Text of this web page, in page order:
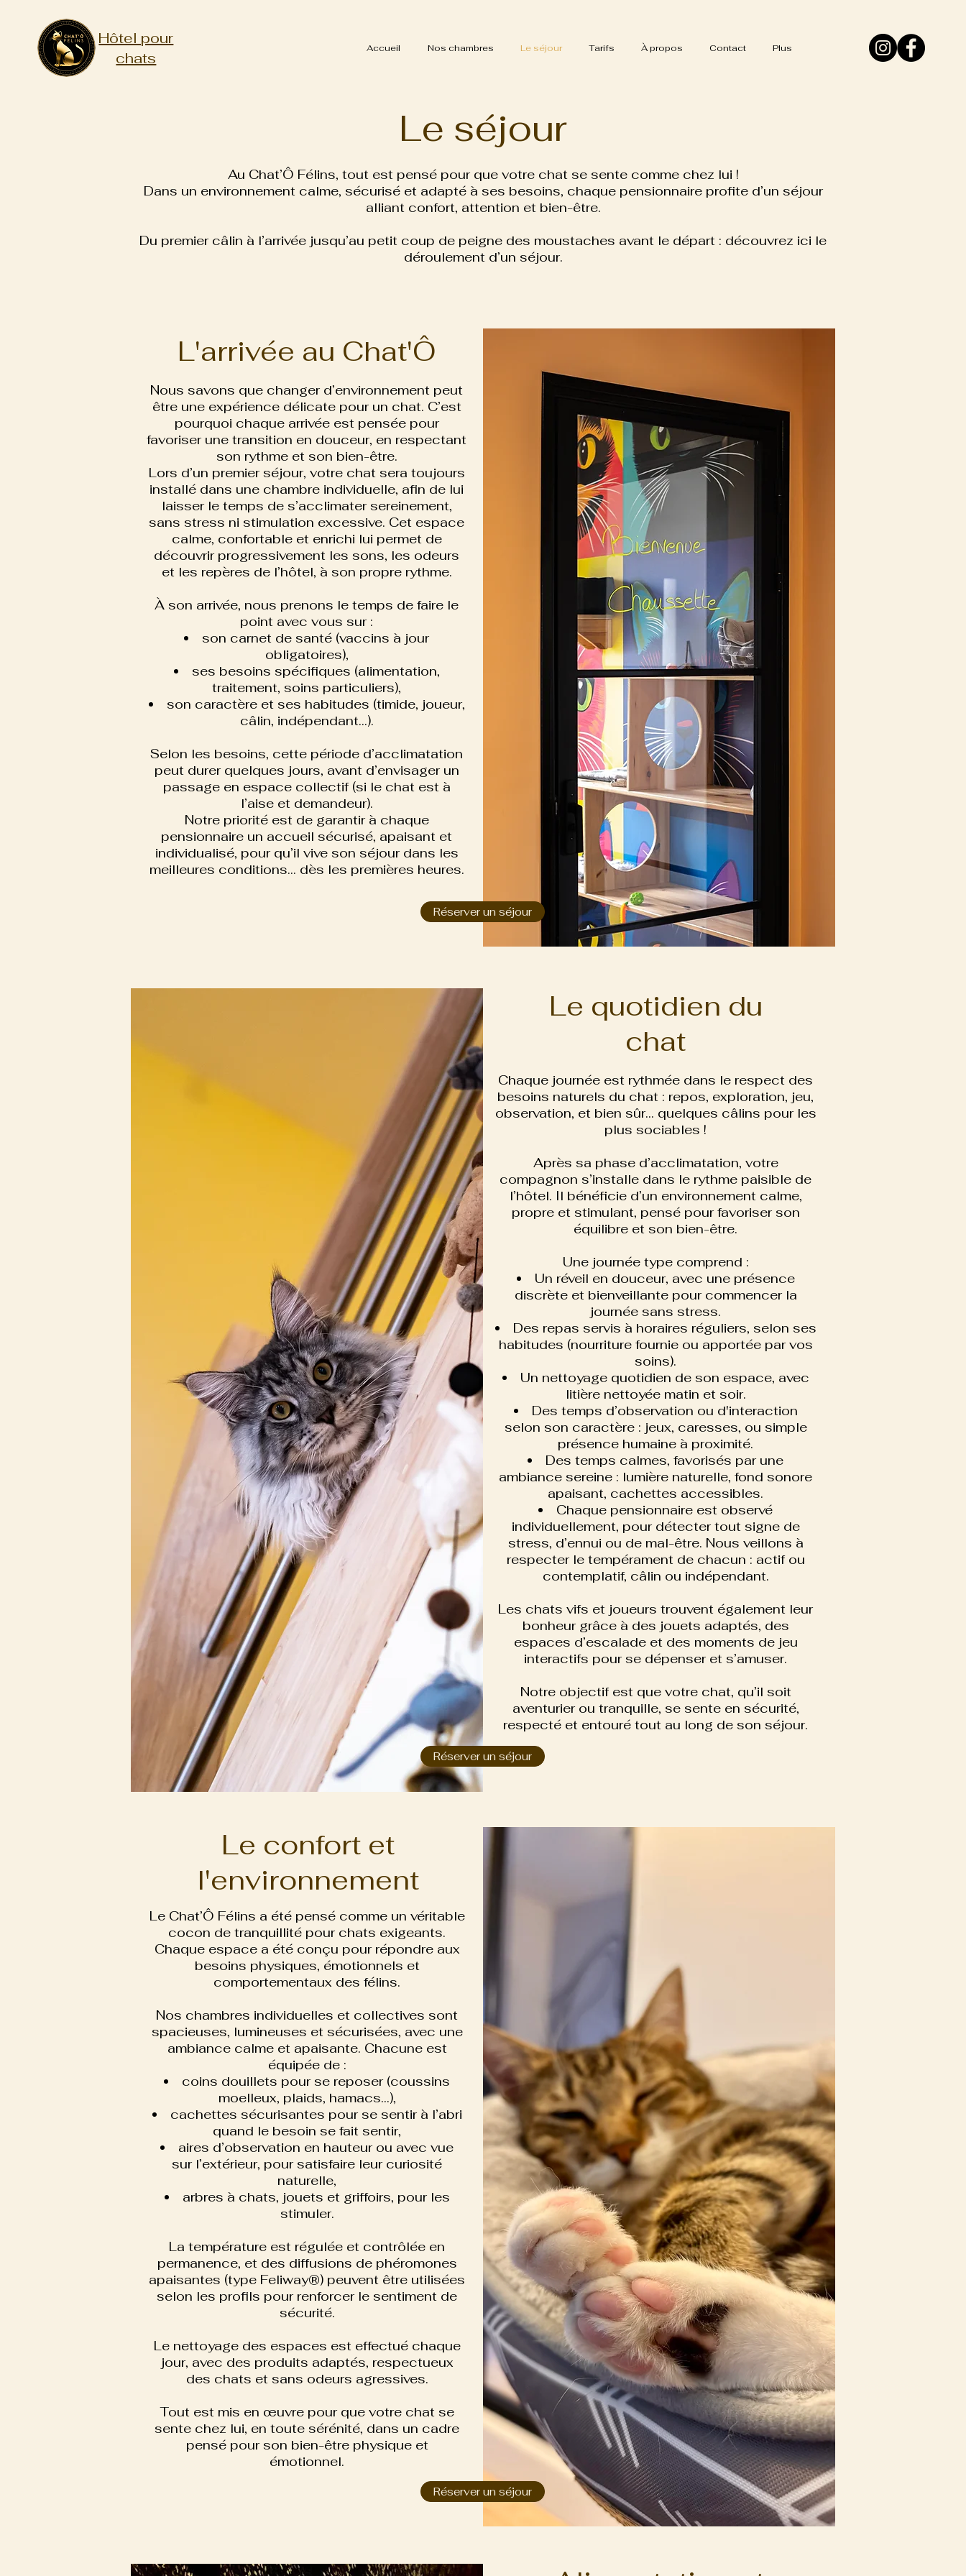
Hôtel pour
chats
Accueil Nos chambres Le séjour Tarifs À propos Contact Plus
Le séjour
Au Chat’Ô Félins, tout est pensé pour que votre chat se sente comme chez lui !
Dans un environnement calme, sécurisé et adapté à ses besoins, chaque pensionnaire profite d’un séjour
alliant confort, attention et bien-être.
Du premier câlin à l’arrivée jusqu’au petit coup de peigne des moustaches avant le départ : découvrez ici le
déroulement d’un séjour.
L'arrivée au Chat'Ô
Nous savons que changer d’environnement peut
être une expérience délicate pour un chat. C’est
pourquoi chaque arrivée est pensée pour
favoriser une transition en douceur, en respectant
son rythme et son bien-être.
Lors d’un premier séjour, votre chat sera toujours
installé dans une chambre individuelle, afin de lui
laisser le temps de s’acclimater sereinement,
sans stress ni stimulation excessive. Cet espace
calme, confortable et enrichi lui permet de
découvrir progressivement les sons, les odeurs
et les repères de l’hôtel, à son propre rythme.
À son arrivée, nous prenons le temps de faire le
point avec vous sur :
son carnet de santé (vaccins à jour
obligatoires),
ses besoins spécifiques (alimentation,
traitement, soins particuliers),
son caractère et ses habitudes (timide, joueur,
câlin, indépendant...).
Selon les besoins, cette période d’acclimatation
peut durer quelques jours, avant d’envisager un
passage en espace collectif (si le chat est à
l’aise et demandeur).
Notre priorité est de garantir à chaque
pensionnaire un accueil sécurisé, apaisant et
individualisé, pour qu’il vive son séjour dans les
meilleures conditions… dès les premières heures.
Le quotidien du
chat
Chaque journée est rythmée dans le respect des
besoins naturels du chat : repos, exploration, jeu,
observation, et bien sûr… quelques câlins pour les
plus sociables !
Après sa phase d’acclimatation, votre
compagnon s’installe dans le rythme paisible de
l’hôtel. Il bénéficie d’un environnement calme,
propre et stimulant, pensé pour favoriser son
équilibre et son bien-être.
Une journée type comprend :
Un réveil en douceur, avec une présence
discrète et bienveillante pour commencer la
journée sans stress.
Des repas servis à horaires réguliers, selon ses
habitudes (nourriture fournie ou apportée par vos
soins).
Un nettoyage quotidien de son espace, avec
litière nettoyée matin et soir.
Des temps d’observation ou d'interaction
selon son caractère : jeux, caresses, ou simple
présence humaine à proximité.
Des temps calmes, favorisés par une
ambiance sereine : lumière naturelle, fond sonore
apaisant, cachettes accessibles.
Chaque pensionnaire est observé
individuellement, pour détecter tout signe de
stress, d’ennui ou de mal-être. Nous veillons à
respecter le tempérament de chacun : actif ou
contemplatif, câlin ou indépendant.
Les chats vifs et joueurs trouvent également leur
bonheur grâce à des jouets adaptés, des
espaces d’escalade et des moments de jeu
interactifs pour se dépenser et s’amuser.
Notre objectif est que votre chat, qu’il soit
aventurier ou tranquille, se sente en sécurité,
respecté et entouré tout au long de son séjour.
Réserver un séjour
Le confort et
l'environnement
Le Chat’Ô Félins a été pensé comme un véritable
cocon de tranquillité pour chats exigeants.
Chaque espace a été conçu pour répondre aux
besoins physiques, émotionnels et
comportementaux des félins.
Nos chambres individuelles et collectives sont
spacieuses, lumineuses et sécurisées, avec une
ambiance calme et apaisante. Chacune est
équipée de :
coins douillets pour se reposer (coussins
moelleux, plaids, hamacs…),
cachettes sécurisantes pour se sentir à l’abri
quand le besoin se fait sentir,
aires d’observation en hauteur ou avec vue
sur l’extérieur, pour satisfaire leur curiosité
naturelle,
arbres à chats, jouets et griffoirs, pour les
stimuler.
La température est régulée et contrôlée en
permanence, et des diffusions de phéromones
apaisantes (type Feliway®) peuvent être utilisées
selon les profils pour renforcer le sentiment de
sécurité.
Le nettoyage des espaces est effectué chaque
jour, avec des produits adaptés, respectueux
des chats et sans odeurs agressives.
Tout est mis en œuvre pour que votre chat se
sente chez lui, en toute sérénité, dans un cadre
pensé pour son bien-être physique et
émotionnel.
Réserver un séjour
Réserver un séjour